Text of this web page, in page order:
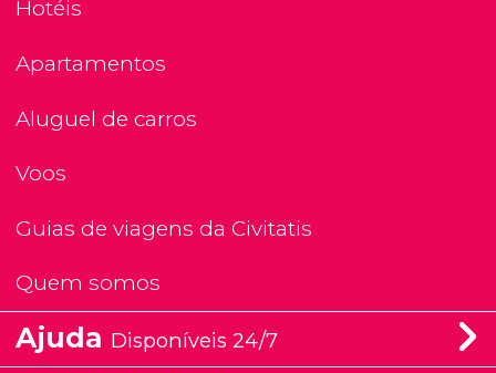
Hotéis
Apartamentos
Aluguel de carros
Voos
Guias de viagens da Civitatis
Quem somos
Ajuda Disponíveis 24/7